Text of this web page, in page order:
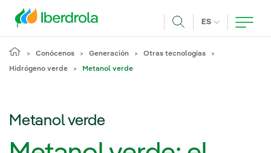
ES IDIOMA
Conócenos Generación Otras tecnologías
Hidrógeno verde Metanol verde
Metanol verde